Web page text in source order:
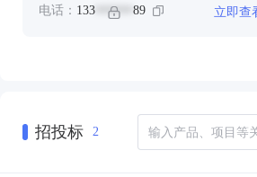
电话： 133 ****** 89 立即查
招投标 2